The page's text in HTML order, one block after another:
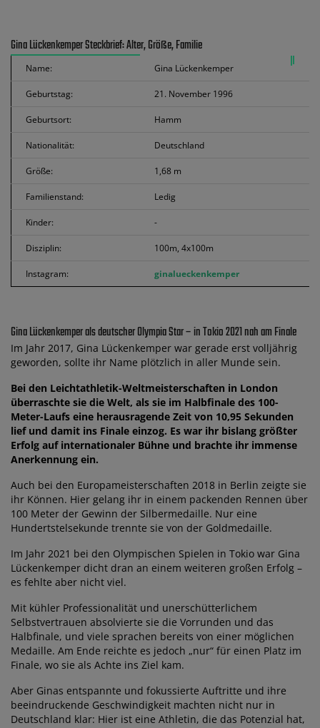
Gina Lückenkemper Steckbrief: Alter, Größe, Familie
Name: Gina Lückenkemper
Geburtstag: 21. November 1996
Geburtsort: Hamm
Nationalität: Deutschland
Größe: 1,68 m
Familienstand: Ledig
Kinder: -
Disziplin: 100m, 4x100m
Instagram: ginalueckenkemper
Gina Lückenkemper als deutscher Olympia Star – in Tokio 2021 nah am Finale
Im Jahr 2017, Gina Lückenkemper war gerade erst volljährig
geworden, sollte ihr Name plötzlich in aller Munde sein.
Bei den Leichtathletik-Weltmeisterschaften in London
überraschte sie die Welt, als sie im Halbfinale des 100-
Meter-Laufs eine herausragende Zeit von 10,95 Sekunden
lief und damit ins Finale einzog. Es war ihr bislang größter
Erfolg auf internationaler Bühne und brachte ihr immense
Anerkennung ein.
Auch bei den Europameisterschaften 2018 in Berlin zeigte sie
ihr Können. Hier gelang ihr in einem packenden Rennen über
100 Meter der Gewinn der Silbermedaille. Nur eine
Hundertstelsekunde trennte sie von der Goldmedaille.
Im Jahr 2021 bei den Olympischen Spielen in Tokio war Gina
Lückenkemper dicht dran an einem weiteren großen Erfolg –
es fehlte aber nicht viel.
Mit kühler Professionalität und unerschütterlichem
Selbstvertrauen absolvierte sie die Vorrunden und das
Halbfinale, und viele sprachen bereits von einer möglichen
Medaille. Am Ende reichte es jedoch „nur“ für einen Platz im
Finale, wo sie als Achte ins Ziel kam.
Aber Ginas entspannte und fokussierte Auftritte und ihre
beeindruckende Geschwindigkeit machten nicht nur in
Deutschland klar: Hier ist eine Athletin, die das Potenzial hat,